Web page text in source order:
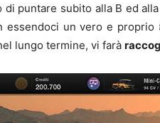
di puntare subito alla B ed
essendoci un vero e proprio
lungo termine, vi farà